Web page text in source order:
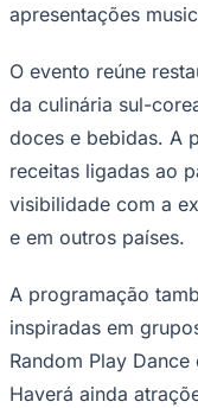
apresentações
O evento reúne
da culinária sul-
doces e bebidas. A
receitas ligadas ao
visibilidade com a
e em outros países.
A programação
inspiradas em
Random Play
Haverá ainda